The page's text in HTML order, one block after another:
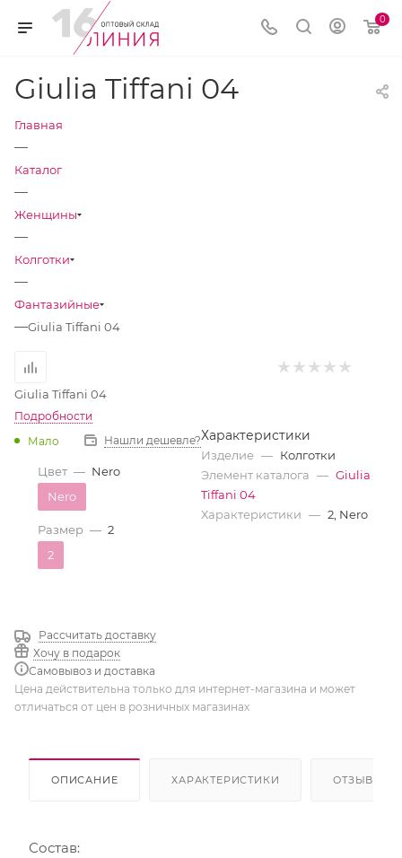
0
Giulia Tiffani 04
Главная
—
Каталог
—
Женщины
—
Колготки
—
Фантазийные
—Giulia Tiffani 04
Giulia Tiffani 04
Подробности
Мало
Нашли дешевле?
Цвет — Nero
Nero
Размер — 2
2
Рассчитать доставку
Хочу в подарок
Самовывоз и доставка
Характеристики
Изделие — Колготки
Элемент каталога — Giulia
Tiffani 04
Характеристики — 2, Nero
Цена действительна только для интернет-магазина и может
отличаться от цен в розничных магазинах
ОПИСАНИЕ ХАРАКТЕРИСТИКИ ОТЗЫВЫ
Состав: